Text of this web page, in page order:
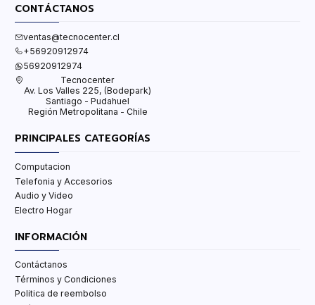
CONTÁCTANOS
ventas@tecnocenter.cl
+56920912974
56920912974
Tecnocenter
Av. Los Valles 225, (Bodepark)
Santiago - Pudahuel
Región Metropolitana - Chile
PRINCIPALES CATEGORÍAS
Computacion
Telefonia y Accesorios
Audio y Video
Electro Hogar
INFORMACIÓN
Contáctanos
Términos y Condiciones
Politica de reembolso